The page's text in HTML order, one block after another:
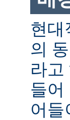
현대
의
라고
들어
어들